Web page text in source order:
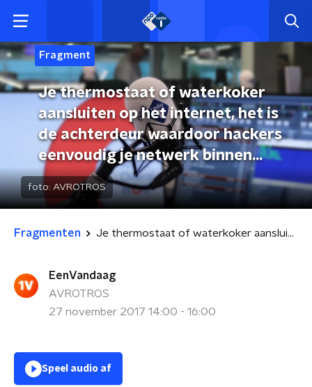
Fragment
Je thermostaat of waterkoker
aansluiten op het internet, het is
de achterdeur waardoor hackers
eenvoudig je netwerk binnen
komen
foto: AVROTROS
Fragmenten Je thermostaat of waterkoker aansluiten op het internet, het is de achterdeur waardoor hackers eenvoudig je netwerk binnen komen
EenVandaag
AVROTROS
27 november 2017 14:00 - 16:00
Speel audio af